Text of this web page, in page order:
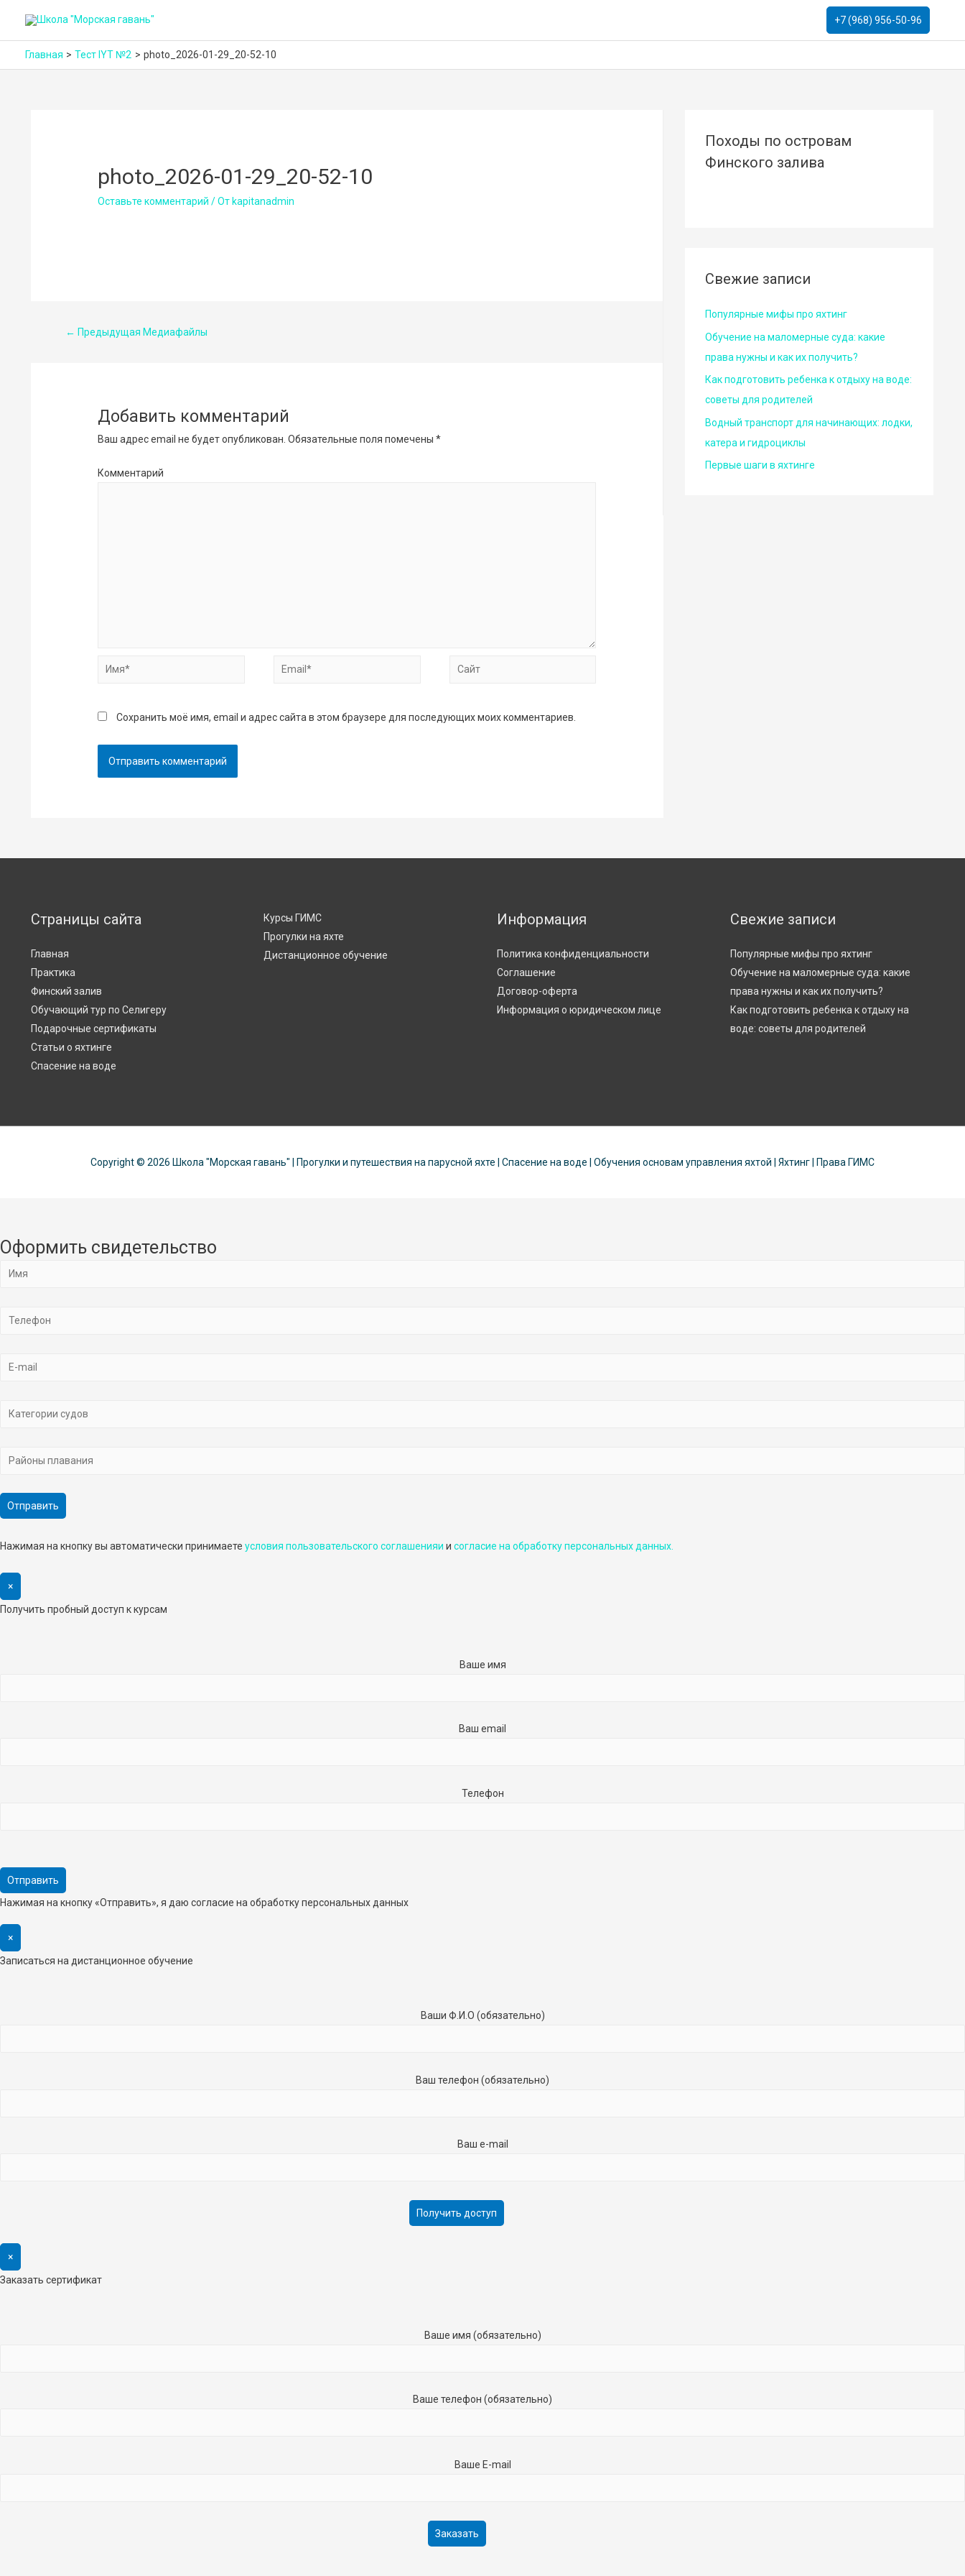
+7 (968) 956-50-96
Главная Тест IYT №2 photo_2026-01-29_20-52-10
photo_2026-01-29_20-52-10
Оставьте комментарий / От kapitanadmin
Навигация
← Предыдущая Медиафайлы
Добавить комментарий
Ваш адрес email не будет опубликован. Обязательные поля помечены *
Комментарий
Имя* Email* Сайт
Сохранить моё имя, email и адрес сайта в этом браузере для последующих моих комментариев.
Походы по островам
Финского залива
Свежие записи
Популярные мифы про яхтинг
Обучение на маломерные суда: какие
права нужны и как их получить?
Как подготовить ребенка к отдыху на воде:
советы для родителей
Водный транспорт для начинающих: лодки,
катера и гидроциклы
Первые шаги в яхтинге
Страницы сайта
Главная
Практика
Финский залив
Обучающий тур по Селигеру
Подарочные сертификаты
Статьи о яхтинге
Спасение на воде
Курсы ГИМС
Прогулки на яхте
Дистанционное обучение
Информация
Политика конфиденциальности
Соглашение
Договор-оферта
Информация о юридическом лице
Свежие записи
Популярные мифы про яхтинг
Обучение на маломерные суда: какие
права нужны и как их получить?
Как подготовить ребенка к отдыху на
воде: советы для родителей
Copyright © 2026 Школа "Морская гавань" | Прогулки и путешествия на парусной яхте | Спасение на воде | Обучения основам управления яхтой | Яхтинг | Права ГИМС
Оформить свидетельство
Нажимая на кнопку вы автоматически принимаете условия пользовательского соглашенияи и cогласие на обработку персональных данных.
×
Получить пробный доступ к курсам
Ваше имя
Ваш email
Телефон
Нажимая на кнопку «Отправить», я даю согласие на обработку персональных данных
×
Записаться на дистанционное обучение
Ваши Ф.И.О (обязательно)
Ваш телефон (обязательно)
Ваш e-mail
×
Заказать сертификат
Ваше имя (обязательно)
Ваше телефон (обязательно)
Ваше E-mail